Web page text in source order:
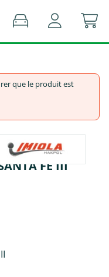
que le produit est
avec
FÉ III